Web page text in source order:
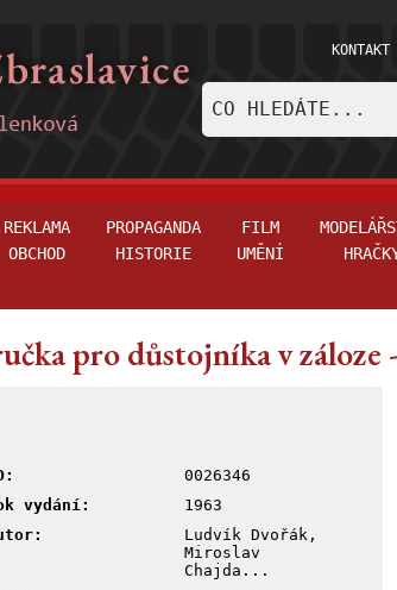
KONTAKT
REKLAMA
OBCHOD
PROPAGANDA
HISTORIE
FILM
UMĚNÍ
pro důstojníka v záloze
0026346
vydání:
1963
Ludvík Dvořák,
Miroslav
Chajda...